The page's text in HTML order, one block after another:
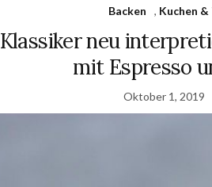
Backen , Kuchen
Klassiker neu
mit Espresso
Oktober 1, 2019